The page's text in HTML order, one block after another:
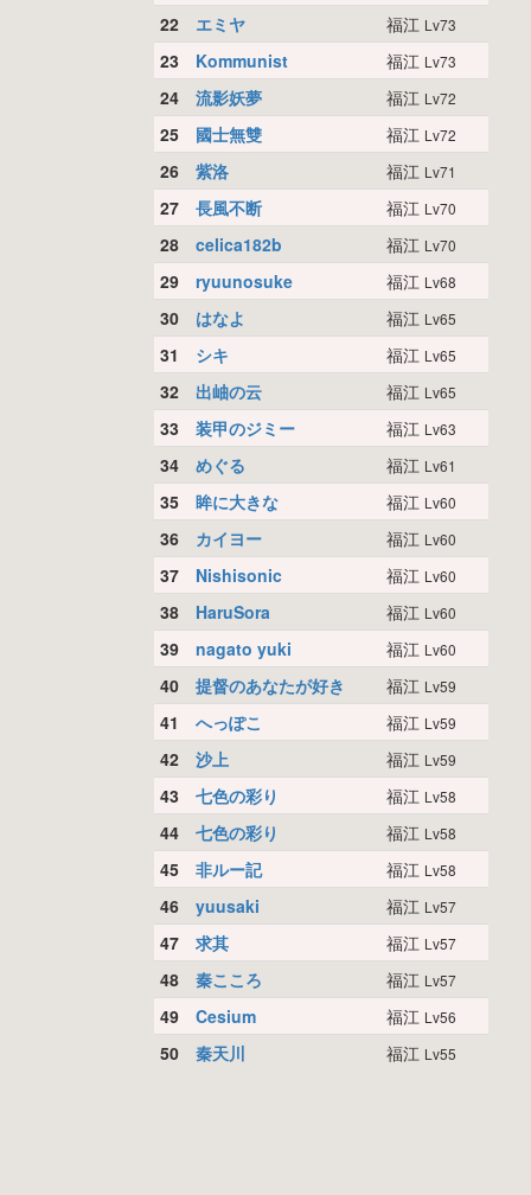
22 エミヤ 福江 Lv73
23 Kommunist 福江 Lv73
24 流影妖夢 福江 Lv72
25 國士無雙 福江 Lv72
26 紫洛 福江 Lv71
27 長風不断 福江 Lv70
28 celica182b 福江 Lv70
29 ryuunosuke 福江 Lv68
30 はなよ 福江 Lv65
31 シキ 福江 Lv65
32 出岫の云 福江 Lv65
33 装甲のジミー 福江 Lv63
34 めぐる 福江 Lv61
35 眸に大きな 福江 Lv60
36 カイヨー 福江 Lv60
37 Nishisonic 福江 Lv60
38 HaruSora 福江 Lv60
39 nagato yuki 福江 Lv60
40 提督のあなたが好き 福江 Lv59
41 へっぽこ 福江 Lv59
42 沙上 福江 Lv59
43 七色の彩り 福江 Lv58
44 七色の彩り 福江 Lv58
45 非ルー記 福江 Lv58
46 yuusaki 福江 Lv57
47 求其 福江 Lv57
48 秦こころ 福江 Lv57
49 Cesium 福江 Lv56
50 秦天川 福江 Lv55